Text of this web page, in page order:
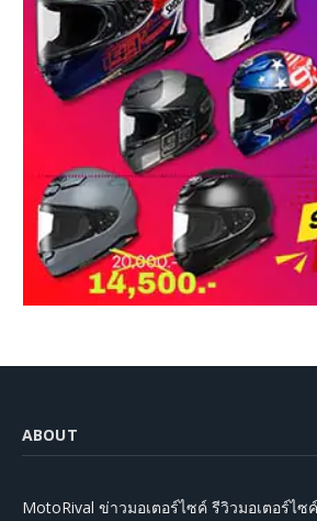
ABOUT
MotoRival ข่าวมอเตอร์ไซค์ รีวิวมอเตอร์ไซ